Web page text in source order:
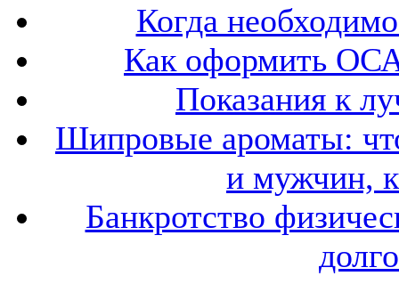
Когда
Как оформить
Показания к
Шипровые ароматы:
и мужчин,
Банкротство